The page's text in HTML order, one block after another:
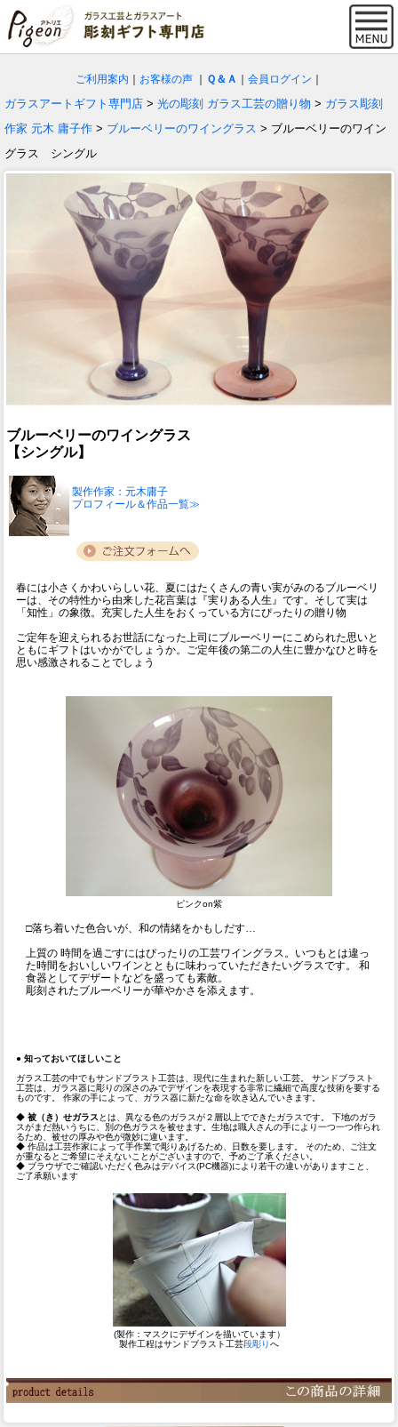
ご利用案内 お客様の声 Ｑ＆Ａ 会員ログイン
ガラスアートギフト専門店 > 光の彫刻 ガラス工芸の贈り物 > ガラス彫刻
作家 元木 庸子作 > ブルーベリーのワイングラス > ブルーベリーのワイン
グラス シングル
ブルーベリーのワイングラス
【シングル】
製作作家：元木庸子
プロフィール＆作品一覧≫
春には小さくかわいらしい花、夏にはたくさんの青い実がみのるブルーベリ
ーは、その特性から由来した花言葉は『実りある人生』です。そして実は
「知性」の象徴。充実した人生をおくっている方にぴったりの贈り物
ご定年を迎えられるお世話になった上司にブルーベリーにこめられた思いと
ともにギフトはいかがでしょうか。ご定年後の第二の人生に豊かなひと時を
思い感激されることでしょう
ピンクon紫
□落ち着いた色合いが、和の情緒をかもしだす…
上質の 時間を過ごすにはぴったりの工芸ワイングラス。いつもとは違っ
た時間をおいしいワインとともに味わっていただきたいグラスです。 和
食器としてデザートなどを盛っても素敵。
彫刻されたブルーベリーが華やかさを添えます。
● 知っておいてほしいこと
ガラス工芸の中でもサンドブラスト工芸は、現代に生まれた新しい工芸。 サンドブラスト
工芸は、ガラス器に彫りの深さのみでデザインを表現する非常に繊細で高度な技術を要する
ものです。 作家の手によって、ガラス器に新たな命を吹き込んでいきます。
◆ 被（き）せガラス とは、異なる色のガラスが２層以上でできたガラスです。 下地のガラ
スがまだ熱いうちに、別の色ガラスを被せます。生地は職人さんの手により一つ一つ作られ
るため、被せの厚みや色が微妙に違います。
◆ 作品は工芸作家によって手作業で彫りあげるため、日数を要します。 そのため、ご注文
が重なるとご希望にそえないことがございますので、予めご了承ください。
◆ ブラウザでご確認いただく色みはデバイス(PC機器)により若干の違いがありますこと、
ご了承願います
(製作：マスクにデザインを描いています）
製作工程はサンドブラスト工芸段彫りへ